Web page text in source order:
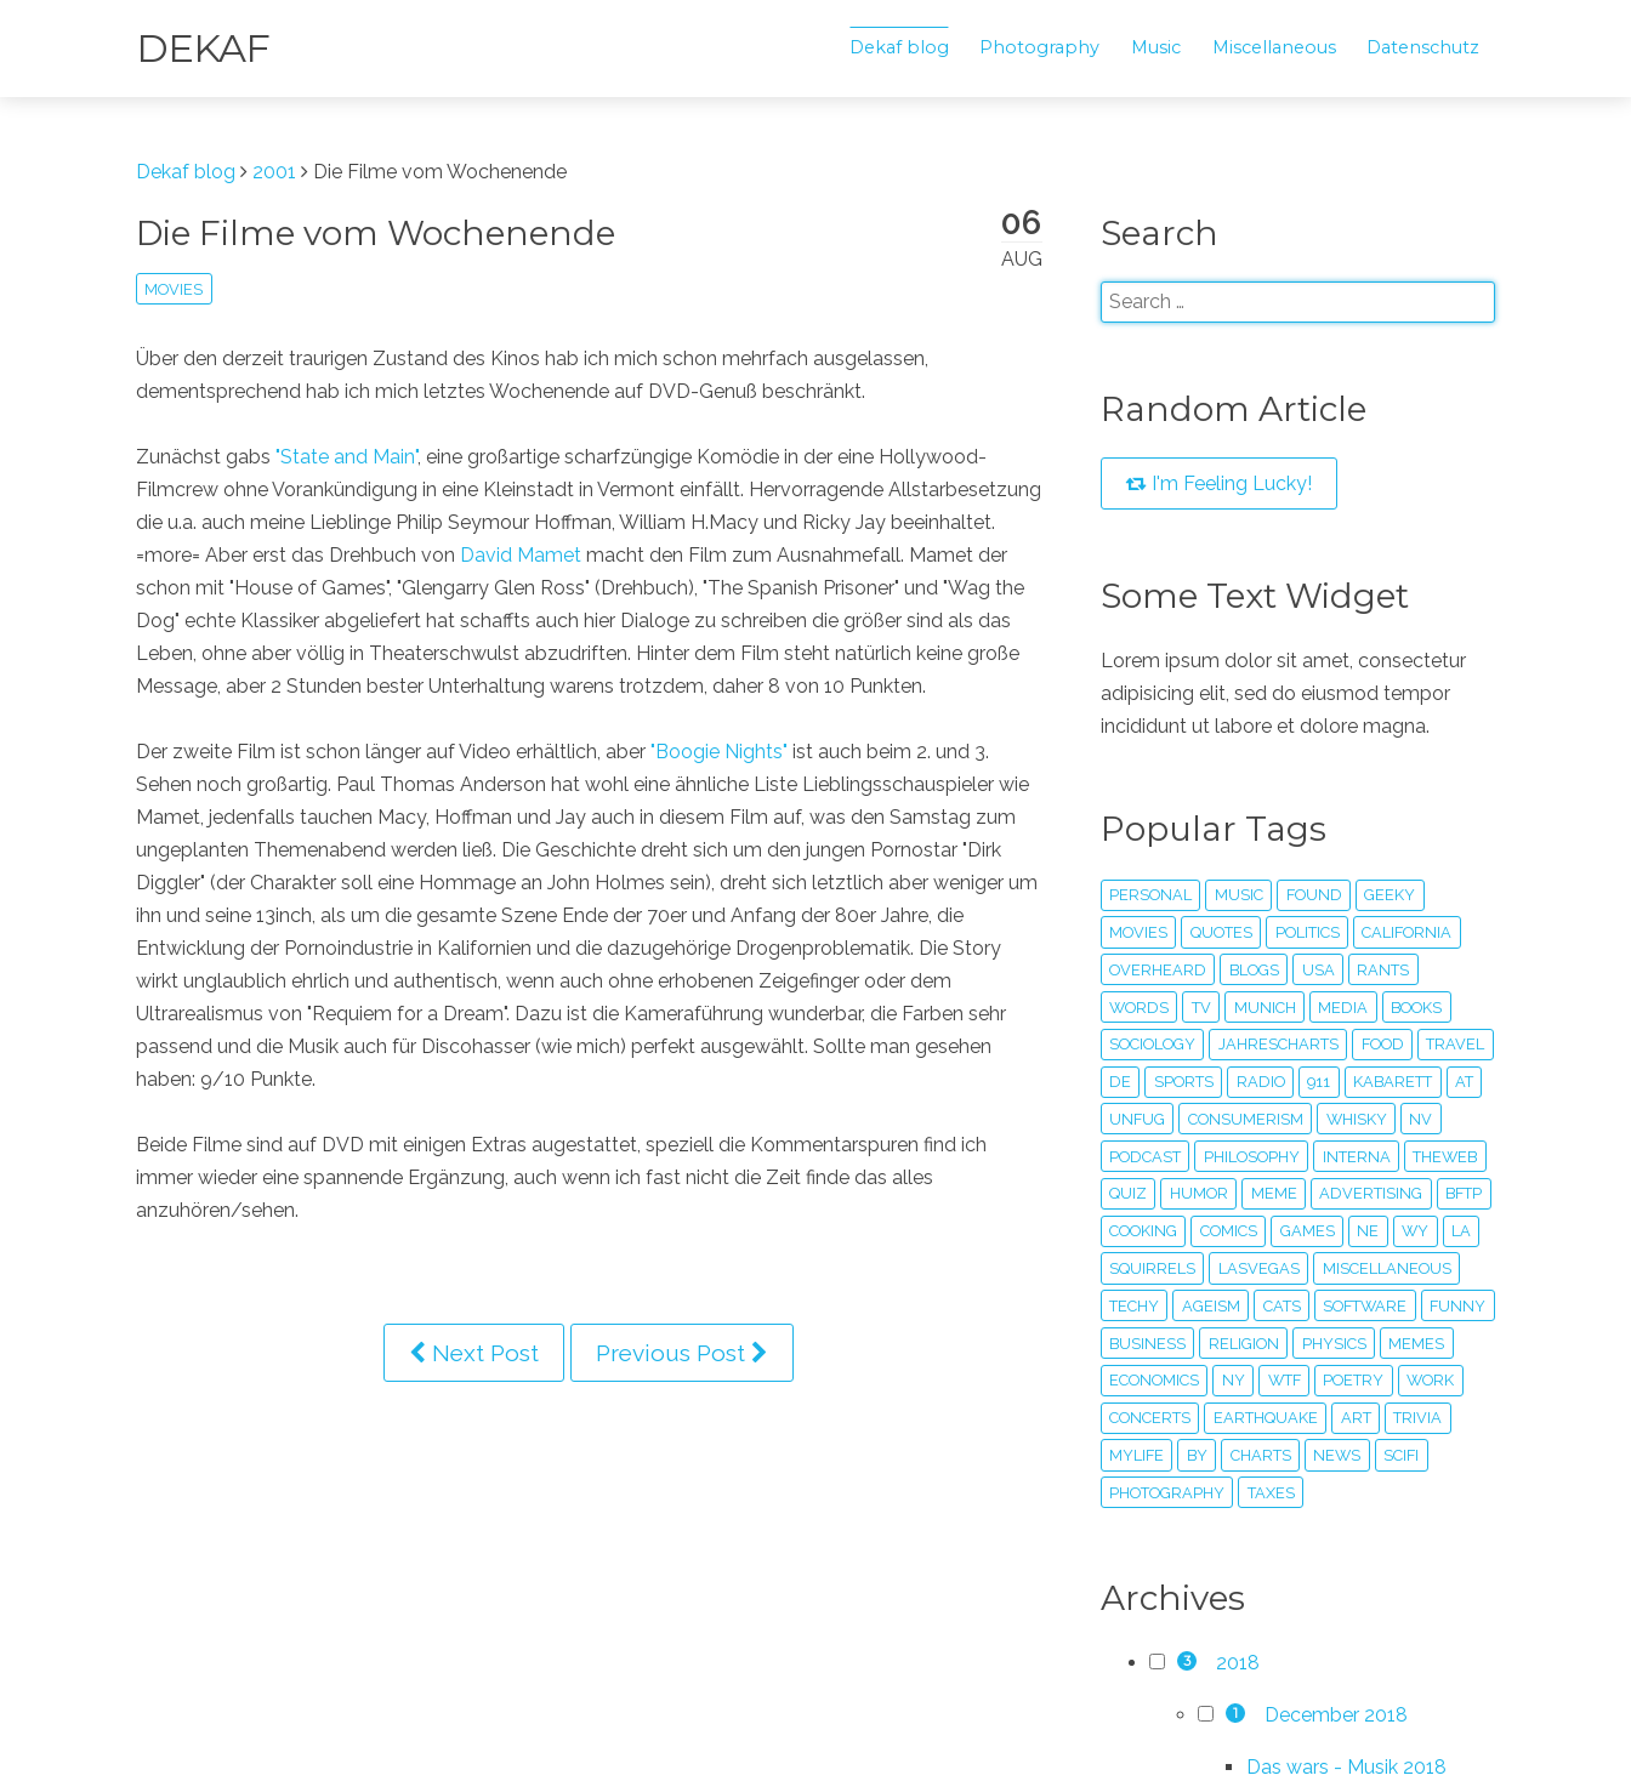
DEKAF Dekaf blog Photography Music Miscellaneous Datenschutz
Dekaf blog 2001 Die Filme vom Wochenende
06
AUG
Die Filme vom Wochenende
MOVIES
Über den derzeit traurigen Zustand des Kinos hab ich mich schon mehrfach ausgelassen,
dementsprechend hab ich mich letztes Wochenende auf DVD-Genuß beschränkt.
Zunächst gabs "State and Main", eine großartige scharfzüngige Komödie in der eine Hollywood-
Filmcrew ohne Vorankündigung in eine Kleinstadt in Vermont einfällt. Hervorragende Allstarbesetzung
die u.a. auch meine Lieblinge Philip Seymour Hoffman, William H.Macy und Ricky Jay beeinhaltet.
=more= Aber erst das Drehbuch von David Mamet macht den Film zum Ausnahmefall. Mamet der
schon mit "House of Games", "Glengarry Glen Ross" (Drehbuch), "The Spanish Prisoner" und "Wag the
Dog" echte Klassiker abgeliefert hat schaffts auch hier Dialoge zu schreiben die größer sind als das
Leben, ohne aber völlig in Theaterschwulst abzudriften. Hinter dem Film steht natürlich keine große
Message, aber 2 Stunden bester Unterhaltung warens trotzdem, daher 8 von 10 Punkten.
Der zweite Film ist schon länger auf Video erhältlich, aber "Boogie Nights" ist auch beim 2. und 3.
Sehen noch großartig. Paul Thomas Anderson hat wohl eine ähnliche Liste Lieblingsschauspieler wie
Mamet, jedenfalls tauchen Macy, Hoffman und Jay auch in diesem Film auf, was den Samstag zum
ungeplanten Themenabend werden ließ. Die Geschichte dreht sich um den jungen Pornostar "Dirk
Diggler" (der Charakter soll eine Hommage an John Holmes sein), dreht sich letztlich aber weniger um
ihn und seine 13inch, als um die gesamte Szene Ende der 70er und Anfang der 80er Jahre, die
Entwicklung der Pornoindustrie in Kalifornien und die dazugehörige Drogenproblematik. Die Story
wirkt unglaublich ehrlich und authentisch, wenn auch ohne erhobenen Zeigefinger oder dem
Ultrarealismus von "Requiem for a Dream". Dazu ist die Kameraführung wunderbar, die Farben sehr
passend und die Musik auch für Discohasser (wie mich) perfekt ausgewählt. Sollte man gesehen
haben: 9/10 Punkte.
Beide Filme sind auf DVD mit einigen Extras augestattet, speziell die Kommentarspuren find ich
immer wieder eine spannende Ergänzung, auch wenn ich fast nicht die Zeit finde das alles
anzuhören/sehen.
Next Post Previous Post
Search
Random Article
I'm Feeling Lucky!
Some Text Widget
Lorem ipsum dolor sit amet, consectetur
adipisicing elit, sed do eiusmod tempor
incididunt ut labore et dolore magna.
Popular Tags
PERSONAL MUSIC FOUND GEEKY
MOVIES QUOTES POLITICS CALIFORNIA
OVERHEARD BLOGS USA RANTS
WORDS TV MUNICH MEDIA BOOKS
SOCIOLOGY JAHRESCHARTS FOOD TRAVEL
DE SPORTS RADIO 911 KABARETT AT
UNFUG CONSUMERISM WHISKY NV
PODCAST PHILOSOPHY INTERNA THEWEB
QUIZ HUMOR MEME ADVERTISING BFTP
COOKING COMICS GAMES NE WY LA
SQUIRRELS LASVEGAS MISCELLANEOUS
TECHY AGEISM CATS SOFTWARE FUNNY
BUSINESS RELIGION PHYSICS MEMES
ECONOMICS NY WTF POETRY WORK
CONCERTS EARTHQUAKE ART TRIVIA
MYLIFE BY CHARTS NEWS SCIFI
PHOTOGRAPHY TAXES
Archives
3 2018
1 December 2018
Das wars - Musik 2018